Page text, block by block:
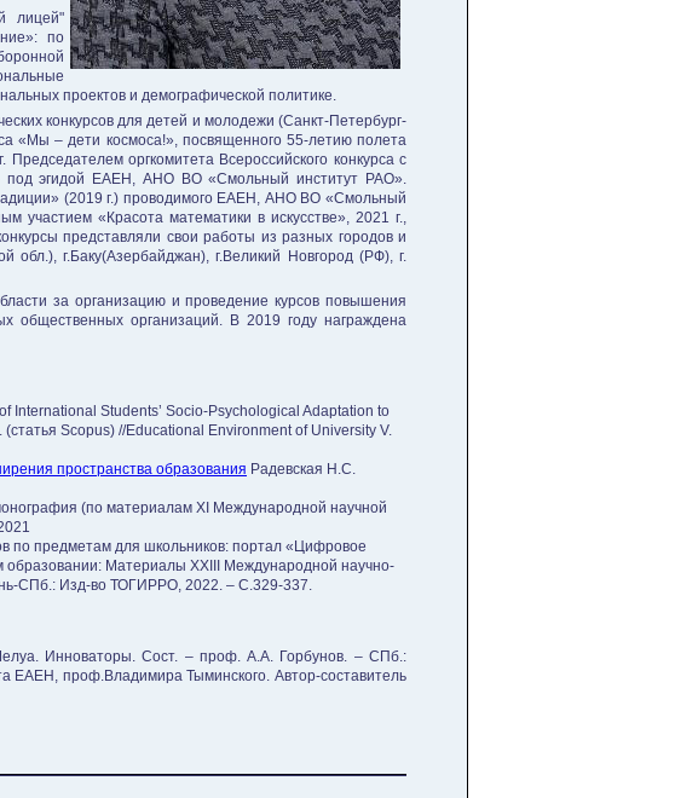
лицей"
по
проектов и демографической политике.
конкурсов для детей и молодежи (Санкт-Петербург-
«Мы – дети космоса!», посвященного 55-летию полета
оргкомитета Всероссийского конкурса с
под эгидой ЕАЕН, АНО ВО «Смольный институт РАО».
(2019 г.) проводимого ЕАЕН, АНО ВО «Смольный
участием «Красота математики в искусстве», 2021 г.,
представляли свои работы из разных городов и
обл.), г.Баку(Азербайджан), г.Великий Новгород (РФ), г.
за организацию и проведение курсов повышения
общественных организаций. В 2019 году награждена
International Students’ Socio-Psychological Adaptation to
Scopus) //Educational Environment of University V.
пространства образования Радевская Н.С.
(по материалам ХI Международной научной
по предметам для школьников: портал «Цифровое
Материалы XXIII Международной научно-
СПб.: Изд-во ТОГИРРО, 2022. – С.329-337.
Инноваторы. Сост. – проф. А.А. Горбунов. – СПб.:
ЕАЕН, проф.Владимира Тыминского. Автор-составитель